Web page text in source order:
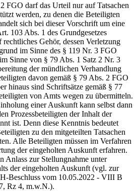
darf das Urteil nur auf Tatsachen
werden, zu denen die Beteiligten
sich bei dieser Vorschrift um eine
103 Abs. 1 des Grundgesetzes
Gehör, dessen Verletzung
im Sinne des § 119 Nr. 3 FGO
Sinne von § 79 Abs. 1 Satz 2 Nr. 3
der mündlichen Verhandlung
davon gemäß § 79 Abs. 2 FGO
hinaus sind Schriftsätze gemäß § 77
von Amts wegen zu übermitteln.
einer Auskunft kann selbst dann
Prozessbeteiligten der Inhalt der
ist. Denn diese Kenntnis bedeutet
zu den mitgeteilten Tatsachen
Alle Beteiligten müssen im Verfahren
der eingeholten Auskunft erfahren.
Anlass zur Stellungnahme unter
der eingeholten Auskunft (vgl. zur
Beschluss vom 10.05.2022 - VIII B
Rz 4, m.w.N.).